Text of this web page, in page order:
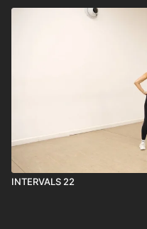
INTERVALS 22